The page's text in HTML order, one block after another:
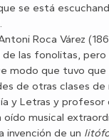
se está
Roca Várez
las fonolitas, pero
modo que tuvo
de otras clases de
y Letras y
oído musical
invención de un